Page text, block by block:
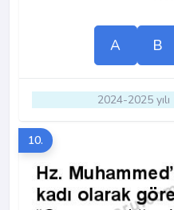
A B
2024-2025
10.